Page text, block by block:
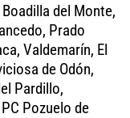
Boadilla del Monte,
Prado
Valdemarín, El
de Odón,
Pardillo,
Pozuelo de